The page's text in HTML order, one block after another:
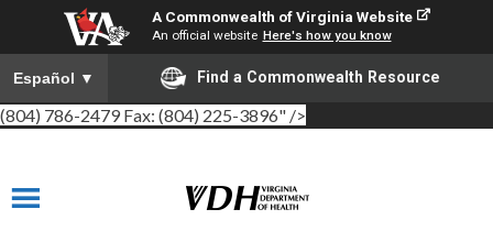
A Commonwealth of Virginia Website
An official website Here's how you know
Español ▼ Find a Commonwealth Resource
(804) 786-2479 Fax: (804) 225-3896" />